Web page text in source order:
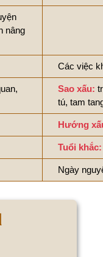
nâng
Các việc
Sao xấu:
tú, tam
Hướng
Tuổi khắc:
Ngày